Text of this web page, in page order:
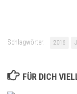
Schlagwörter: 2016
FÜR DICH